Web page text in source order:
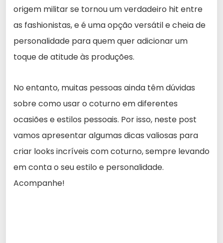
origem militar se tornou um verdadeiro hit entre
as fashionistas, e é uma opção versátil e cheia de
personalidade para quem quer adicionar um
toque de atitude às produções.
No entanto, muitas pessoas ainda têm dúvidas
sobre como usar o coturno em diferentes
ocasiões e estilos pessoais. Por isso, neste post
vamos apresentar algumas dicas valiosas para
criar looks incríveis com coturno, sempre levando
em conta o seu estilo e personalidade.
Acompanhe!